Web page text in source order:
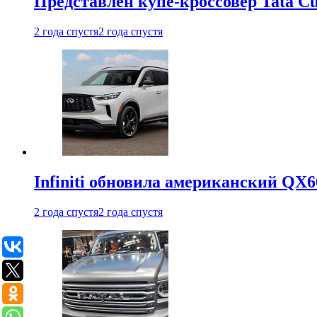
2 года спустя2 года спустя
Infiniti обновила американский
2 года спустя2 года спустя